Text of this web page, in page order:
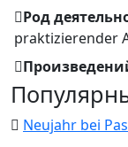
Род
praktizierender
Neujahr bei